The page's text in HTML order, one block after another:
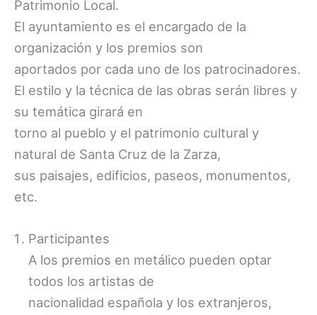
Patrimonio Local.
El ayuntamiento es el encargado de la
organización y los premios son
aportados por cada uno de los patrocinadores.
El estilo y la técnica de las obras serán libres y
su temática girará en
torno al pueblo y el patrimonio cultural y
natural de Santa Cruz de la Zarza,
sus paisajes, edificios, paseos, monumentos,
etc.
Participantes
A los premios en metálico pueden optar
todos los artistas de
nacionalidad española y los extranjeros,